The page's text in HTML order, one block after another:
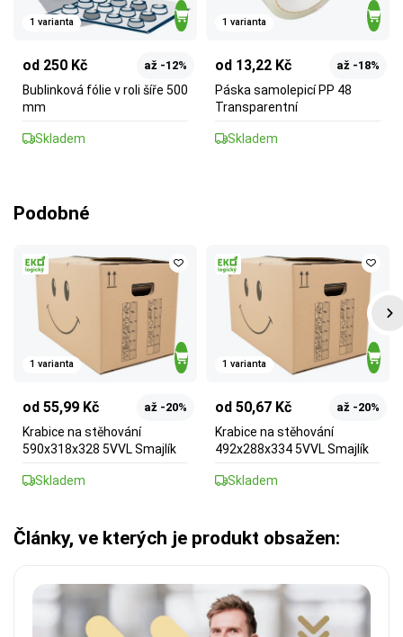
1 varianta
od 250 Kč až -12%
Bublinková fólie v roli šíře 500
mm
Skladem
1 varianta
od 13,22 Kč až -18%
Páska samolepicí PP 48
Transparentní
Skladem
Podobné
1 varianta
od 55,99 Kč až -20%
Krabice na stěhování
590x318x328 5VVL Smajlík
Skladem
1 varianta
od 50,67 Kč až -20%
Krabice na stěhování
492x288x334 5VVL Smajlík
Skladem
Články, ve kterých je produkt obsažen: